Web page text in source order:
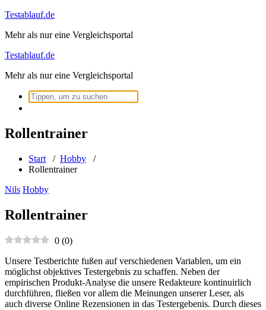
Zum
springen
Testablauf.de
Mehr als nur eine Vergleichsportal
Testablauf.de
Mehr als nur eine Vergleichsportal
Suchen
nach:
Rollentrainer
Start / Hobby /
Rollentrainer
Nils Hobby
Rollentrainer
0 (0)
Unsere Testberichte fußen auf verschiedenen Variablen, um ein
möglichst objektives Testergebnis zu schaffen. Neben der
empirischen Produkt-Analyse die unsere Redakteure kontinuirlich
durchführen, fließen vor allem die Meinungen unserer Leser, als
auch diverse Online Rezensionen in das Testergebenis. Durch dieses